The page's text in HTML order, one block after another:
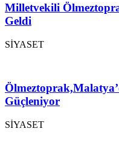
Milletvekili
Geldi
SİYASET
Güçleniyor
SİYASET